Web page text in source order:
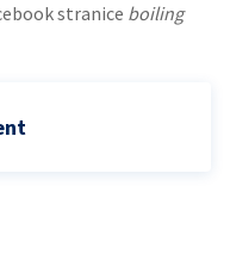
stranice boiling